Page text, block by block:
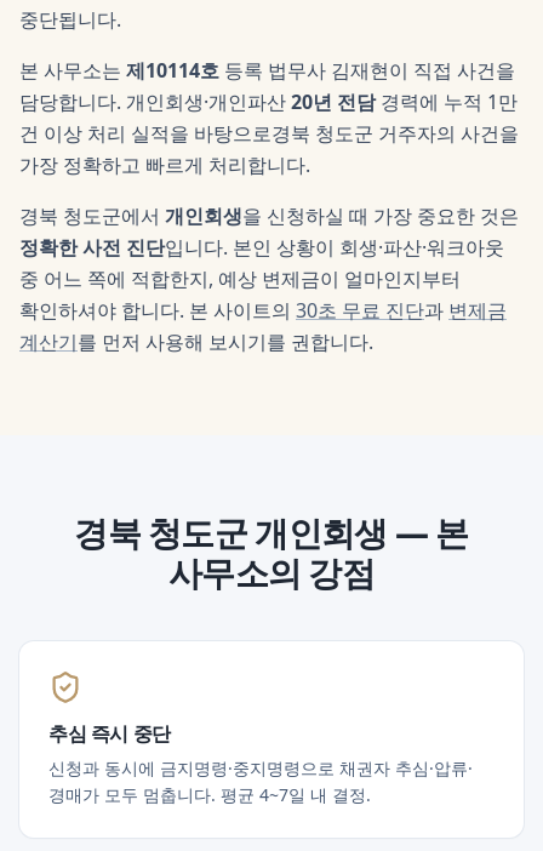
중단됩니다.
본 사무소는 제10114호 등록 법무사 김재현이 직접 사건을
담당합니다. 개인회생·개인파산20년 전담경력에 누적 1만
건 이상 처리 실적을 바탕으로경북 청도군 거주자의 사건을
가장 정확하고 빠르게 처리합니다.
경북 청도군에서 개인회생을 신청하실 때 가장 중요한 것은
정확한 사전 진단입니다. 본인 상황이 회생·파산·워크아웃
중 어느 쪽에 적합한지, 예상 변제금이 얼마인지부터
확인하셔야 합니다. 본 사이트의 30초 무료 진단과 변제금
계산기를 먼저 사용해 보시기를 권합니다.
경북 청도군개인회생 — 본
사무소의 강점
추심 즉시 중단
신청과 동시에 금지명령·중지명령으로 채권자 추심·압류·
경매가 모두 멈춥니다. 평균 4~7일 내 결정.